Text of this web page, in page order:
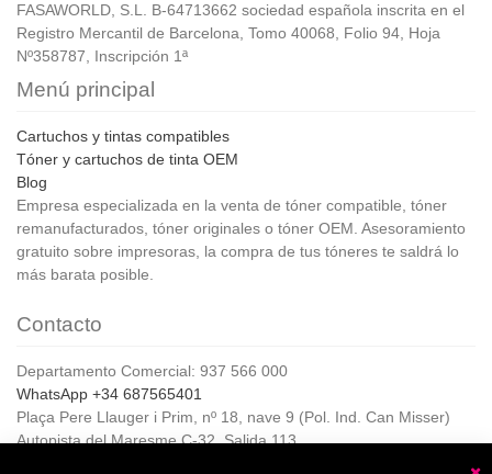
FASAWORLD, S.L. B-64713662 sociedad española inscrita en el
Registro Mercantil de Barcelona, Tomo 40068, Folio 94, Hoja
Nº358787, Inscripción 1ª
Menú principal
Cartuchos y tintas compatibles
Tóner y cartuchos de tinta OEM
Blog
Empresa especializada en la venta de tóner compatible, tóner
remanufacturados, tóner originales o tóner OEM. Asesoramiento
gratuito sobre impresoras, la compra de tus tóneres te saldrá lo
más barata posible.
Contacto
Departamento Comercial: 937 566 000
WhatsApp +34 687565401
Plaça Pere Llauger i Prim, nº 18, nave 9 (Pol. Ind. Can Misser)
Autopista del Maresme C-32, Salida 113